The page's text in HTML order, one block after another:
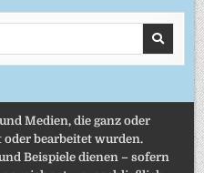
Medien, die ganz oder
bearbeitet wurden.
Beispiele dienen – sofern